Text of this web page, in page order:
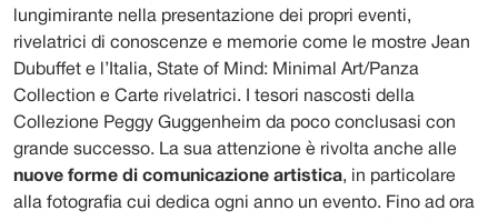
lungimirante nella presentazione dei propri eventi,
rivelatrici di conoscenze e memorie come le mostre Jean
Dubuffet e l’Italia, State of Mind: Minimal Art/Panza
Collection e Carte rivelatrici. I tesori nascosti della
Collezione Peggy Guggenheim da poco conclusasi con
grande successo. La sua attenzione è rivolta anche alle
nuove forme di comunicazione artistica, in particolare
alla fotografia cui dedica ogni anno un evento. Fino ad ora